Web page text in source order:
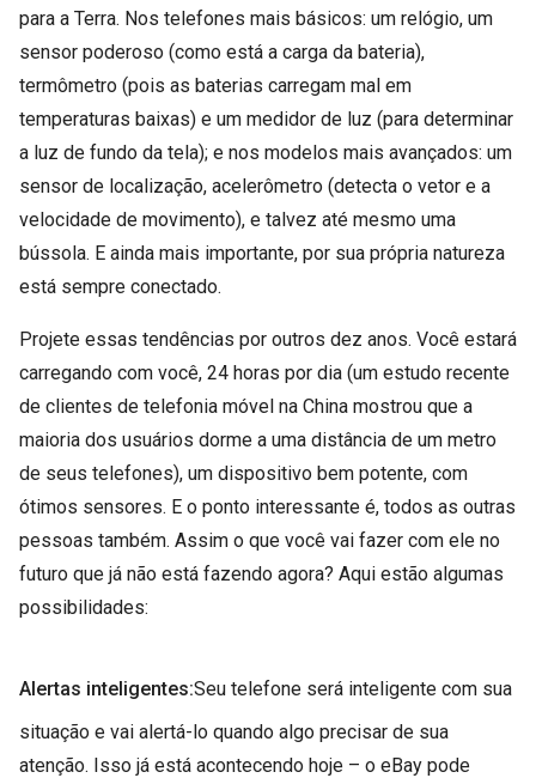
para a Terra. Nos telefones mais básicos: um relógio, um
sensor poderoso (como está a carga da bateria),
termômetro (pois as baterias carregam mal em
temperaturas baixas) e um medidor de luz (para determinar
a luz de fundo da tela); e nos modelos mais avançados: um
sensor de localização, acelerômetro (detecta o vetor e a
velocidade de movimento), e talvez até mesmo uma
bússola. E ainda mais importante, por sua própria natureza
está sempre conectado.
Projete essas tendências por outros dez anos. Você estará
carregando com você, 24 horas por dia (um estudo recente
de clientes de telefonia móvel na China mostrou que a
maioria dos usuários dorme a uma distância de um metro
de seus telefones), um dispositivo bem potente, com
ótimos sensores. E o ponto interessante é, todos as outras
pessoas também. Assim o que você vai fazer com ele no
futuro que já não está fazendo agora? Aqui estão algumas
possibilidades:
Alertas inteligentes:Seu telefone será inteligente com sua
situação e vai alertá-lo quando algo precisar de sua
atenção. Isso já está acontecendo hoje – o eBay pode